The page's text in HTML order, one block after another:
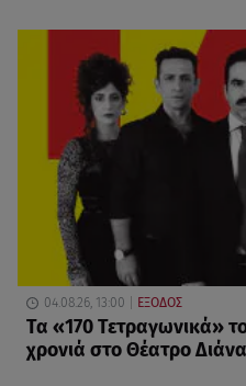
04.08.26, 13:00 ΕΞΟΔΟΣ
Τα «170 Τετραγωνικά»
χρονιά στο Θέατρο Διάνα